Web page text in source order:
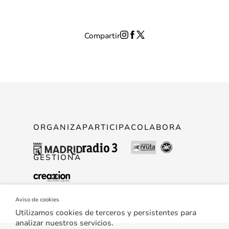
Compartir
ORGANIZAPARTICIPACOLABORA
GESTIONA
Aviso de cookies
Utilizamos cookies de terceros y persistentes para
analizar nuestros servicios.